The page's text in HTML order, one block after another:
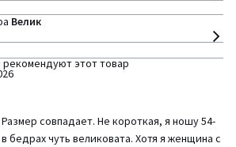
Велик
этот товар
совпадает. Не короткая, я ношу 54-
бедрах чуть великовата. Хотя я женщина с